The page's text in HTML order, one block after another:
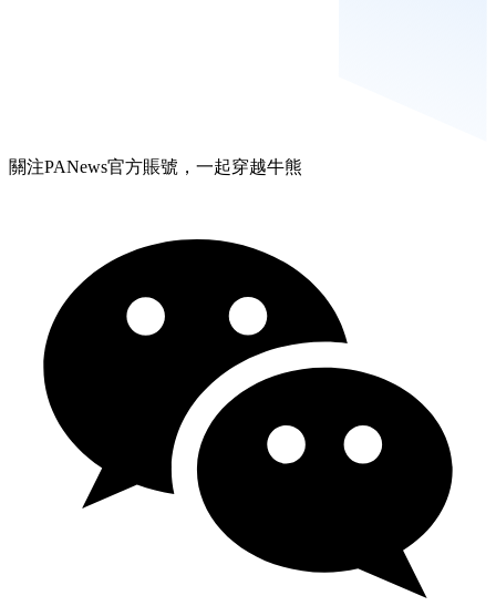
關注PANews官方賬號，一起穿越牛熊